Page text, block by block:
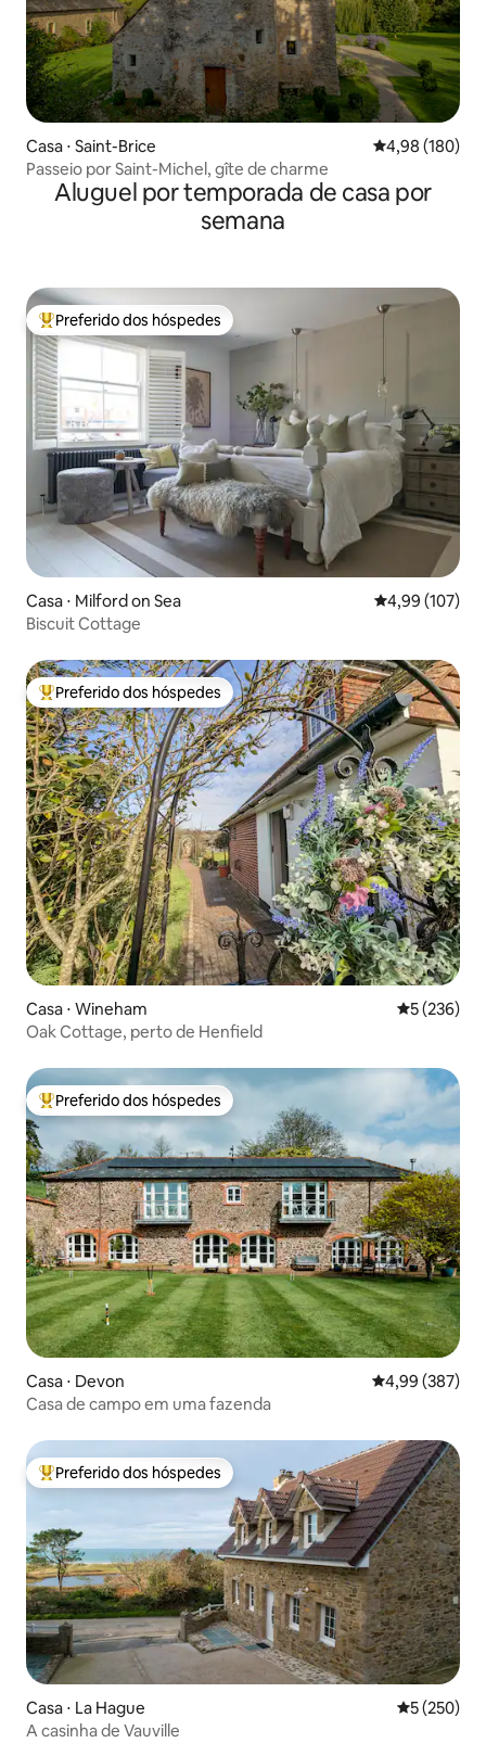
Casa ⋅ Saint-Brice 4,98 de uma
4,98 (180)
Passeio por Saint-Michel, gîte de charme
Aluguel por temporada de casa por
semana
Entre os melhores preferidos dos hóspedes
Preferido dos hóspedes
Casa ⋅ Milford on Sea 4,99 de uma
4,99 (107)
Biscuit Cottage
Entre os melhores preferidos dos hóspedes
Preferido dos hóspedes
Casa ⋅ Wineham 5 de uma
5 (236)
Oak Cottage, perto de Henfield
Entre os melhores preferidos dos hóspedes
Preferido dos hóspedes
Casa ⋅ Devon 4,99 de uma
4,99 (387)
Casa de campo em uma fazenda
Entre os melhores preferidos dos hóspedes
Preferido dos hóspedes
Casa ⋅ La Hague 5 de uma
5 (250)
A casinha de Vauville